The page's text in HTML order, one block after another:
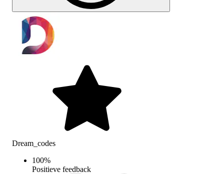
Dream_codes
100%
Positieve feedback